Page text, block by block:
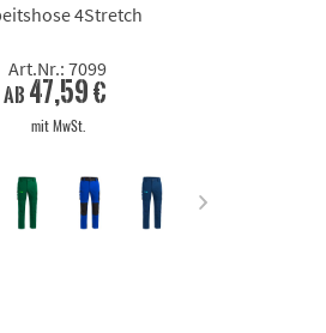
4Stretch
Art.Nr.: 7099
ab 47,59 €
mit MwSt.